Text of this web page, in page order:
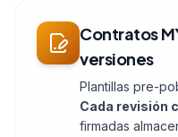
Contratos
versiones
Plantillas pre-
Cada revisión
firmadas